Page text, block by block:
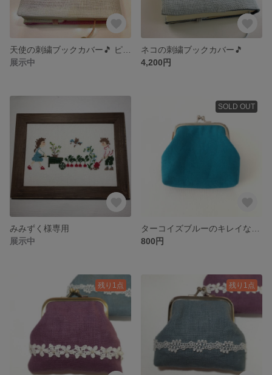
展示中
ネコの刺繍ブックカバー🎵
4,200円
みみずく様専用
展示中
SOLD OUT
800円
残り1点 残り1点